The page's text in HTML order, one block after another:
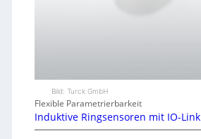
Bild: Turck GmbH
Flexible Parametrierbarkeit
Induktive Ringsensoren mit IO-Link